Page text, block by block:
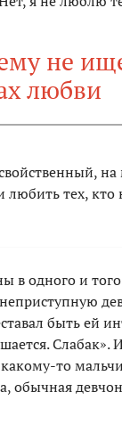
не
любви
любить тех,
одного и
быть ей
Слабак».
то
обычная